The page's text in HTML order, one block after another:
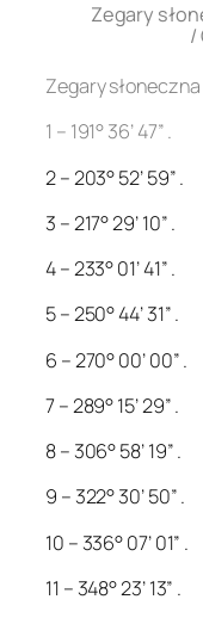
Zegary
/
Zegary
1 – 191° 36’ 47” .
2 – 203° 52’ 59” .
3 – 217° 29’ 10” .
4 – 233° 01’ 41” .
5 – 250° 44’ 31” .
6 – 270° 00’ 00” .
7 – 289° 15’ 29” .
8 – 306° 58’ 19” .
9 – 322° 30’ 50” .
10 – 336° 07’ 01” .
11 – 348° 23’ 13” .